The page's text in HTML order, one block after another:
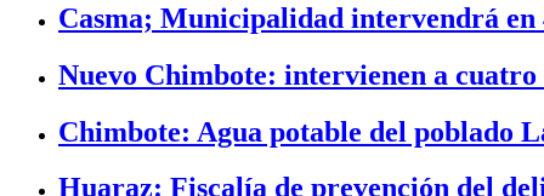
Casma; Municipalidad intervendrá
Nuevo Chimbote: intervienen a cuatro
Chimbote: Agua potable del poblado
Huaraz: Fiscalía de prevención del